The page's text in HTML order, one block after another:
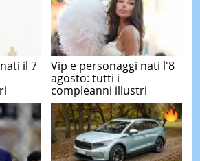
il 7
Vip e personaggi nati l'8
agosto: tutti i
compleanni illustri